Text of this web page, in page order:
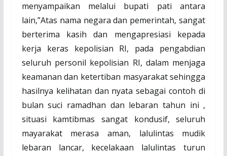
menyampaikan melalui bupati pati antara
lain,”Atas nama negara dan pemerintah, sangat
berterima kasih dan mengapresiasi kepada
kerja keras kepolisian RI, pada pengabdian
seluruh personil kepolisian RI, dalam menjaga
keamanan dan ketertiban masyarakat sehingga
hasilnya kelihatan dan nyata sebagai contoh di
bulan suci ramadhan dan lebaran tahun ini ,
situasi kamtibmas sangat kondusif, seluruh
mayarakat merasa aman, lalulintas mudik
lebaran lancar, kecelakaan lalulintas turun